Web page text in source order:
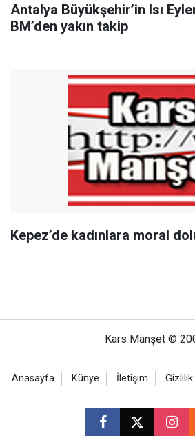
Antalya Büyükşehir’in Isı
BM’den yakın takip
Kepez’de kadınlara moral
Kars Manşet ©
Anasayfa Künye İletişim